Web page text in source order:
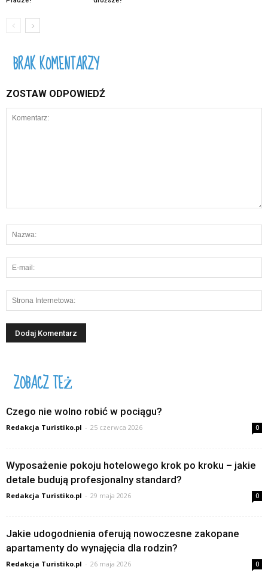
BRAK KOMENTARZY
ZOSTAW ODPOWIEDŹ
ZOBACZ TEŻ
Czego nie wolno robić w pociągu?
Redakcja Turistiko.pl - 25 czerwca 2026 0
Wyposażenie pokoju hotelowego krok po kroku – jakie
detale budują profesjonalny standard?
Redakcja Turistiko.pl - 29 maja 2026 0
Jakie udogodnienia oferują nowoczesne zakopane
apartamenty do wynajęcia dla rodzin?
Redakcja Turistiko.pl - 26 maja 2026 0